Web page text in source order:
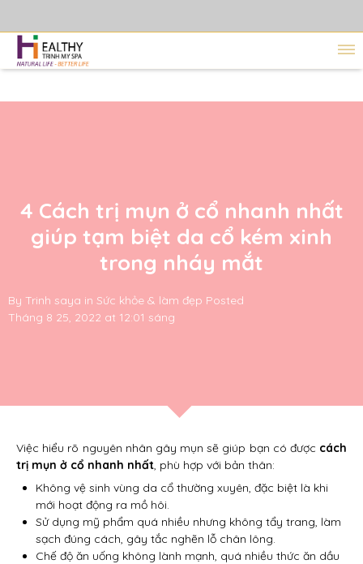
4 Cách trị mụn ở cổ nhanh nhất
giúp tạm biệt da cổ kém xinh
trong nháy mắt
By Trinh saya in Sức khỏe & làm đẹp Posted
Tháng 8 25, 2022 at 12:01 sáng
Việc hiểu rõ nguyên nhân gây mụn sẽ giúp bạn có được cách
trị mụn ở cổ nhanh nhất, phù hợp với bản thân:
Không vệ sinh vùng da cổ thường xuyên, đặc biệt là khi
mới hoạt động ra mồ hôi.
Sử dụng mỹ phẩm quá nhiều nhưng không tẩy trang, làm
sạch đúng cách, gây tắc nghẽn lỗ chân lông.
Chế độ ăn uống không lành mạnh, quá nhiều thức ăn dầu